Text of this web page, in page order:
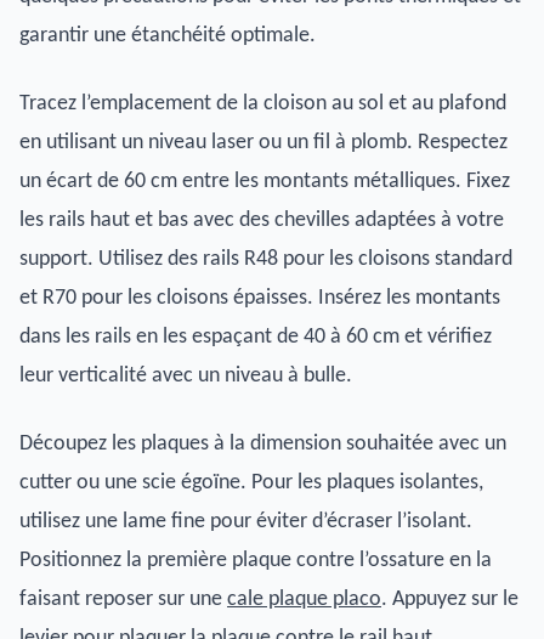
garantir une étanchéité optimale.
Tracez l’emplacement de la cloison au sol et au plafond
en utilisant un niveau laser ou un fil à plomb. Respectez
un écart de 60 cm entre les montants métalliques. Fixez
les rails haut et bas avec des chevilles adaptées à votre
support. Utilisez des rails R48 pour les cloisons standard
et R70 pour les cloisons épaisses. Insérez les montants
dans les rails en les espaçant de 40 à 60 cm et vérifiez
leur verticalité avec un niveau à bulle.
Découpez les plaques à la dimension souhaitée avec un
cutter ou une scie égoïne. Pour les plaques isolantes,
utilisez une lame fine pour éviter d’écraser l’isolant.
Positionnez la première plaque contre l’ossature en la
faisant reposer sur une cale plaque placo. Appuyez sur le